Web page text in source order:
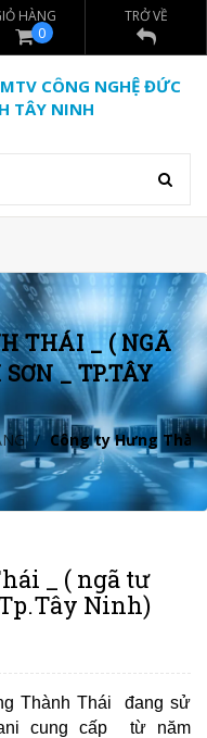
HÀNG
0
TRỞ VỀ
CÔNG NGHỆ ĐỨC
TÂY NINH
THÁI _ ( NGÃ
_ TP.TÂY
/ Công ty Hưng
_ ( ngã tư
Ninh)
Thành Thái đang sử
cung cấp từ năm